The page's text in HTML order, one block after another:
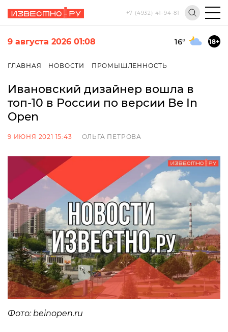
+7 (4932) 41-94-81
9 августа 2026 01:08 16° 18+
ГЛАВНАЯ НОВОСТИ ПРОМЫШЛЕННОСТЬ
Ивановский дизайнер вошла в
топ-10 в России по версии Be In
Open
9 ИЮНЯ 2021 15:43 ОЛЬГА ПЕТРОВА
Фото: beinopen.ru